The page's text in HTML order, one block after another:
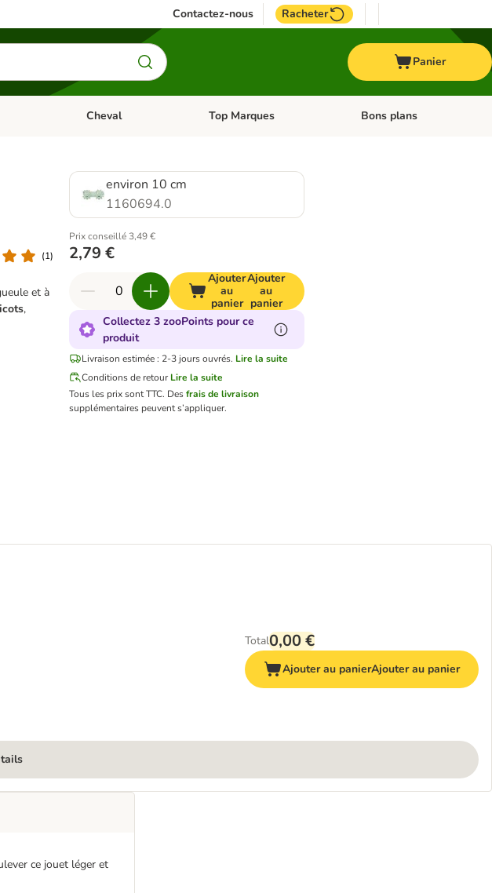
Contactez-nous Racheter
Panier
catégories: PoissonDérouler les catégories: Oiseau
Cheval Dérouler les catégories: Cheval
Top Marques Dérouler les catégories: Top
Bons plans
(1)
et à
,
environ 10 cm
1160694.0
Prix conseillé 3,49 €
2,79 €
Ajouter
au
panier
Ajouter
au
panier
Collectez 3 zooPoints pour ce
produit
Livraison estimée : 2-3 jours ouvrés. Lire la suite
Conditions de retour Lire la suite
Tous les prix sont TTC. Desfrais de livraison
supplémentaires peuvent s’appliquer.
Total0,00 €
Ajouter au panierAjouter au panier
ce jouet léger et